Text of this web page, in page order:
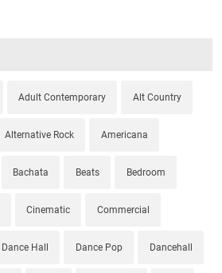
Adult Contemporary Alt Country
Alternative Rock Americana
Bachata Beats Bedroom
Cinematic Commercial
Dance Hall Dance Pop Dancehall